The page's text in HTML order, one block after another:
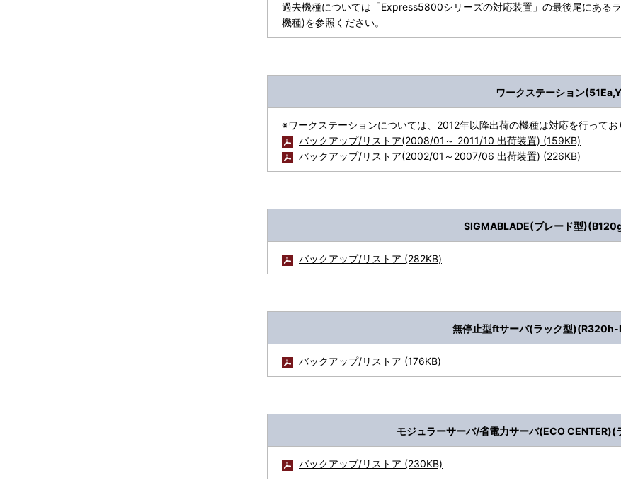
過去機種については「Express5800シリーズの対応装置」の最後尾にある
機種)を参照ください。
ワークステーション
※ワークステーションについては、2012年以降出荷の機種は対応を行ってお
バックアップ/リストア(2008/01～ 2011/10 出荷装置) (159KB)
バックアップ/リストア(2002/01～2007/06 出荷装置) (226KB)
SIGMABLADE(ブレード型
バックアップ/リストア (282KB)
無停止型ftサーバ(ラック型
バックアップ/リストア (176KB)
モジュラーサーバ/省電力サーバ(ECO
バックアップ/リストア (230KB)